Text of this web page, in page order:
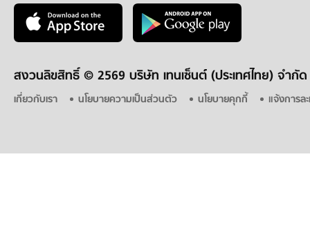
สงวนลิขสิทธิ์ © 2569 บริษัท เทนเซ็นต์ (ประเทศไทย) จำกัด
เกี่ยวกับเรา นโยบายความเป็นส่วนตัว นโยบายคุกกี้ แจ้งการล